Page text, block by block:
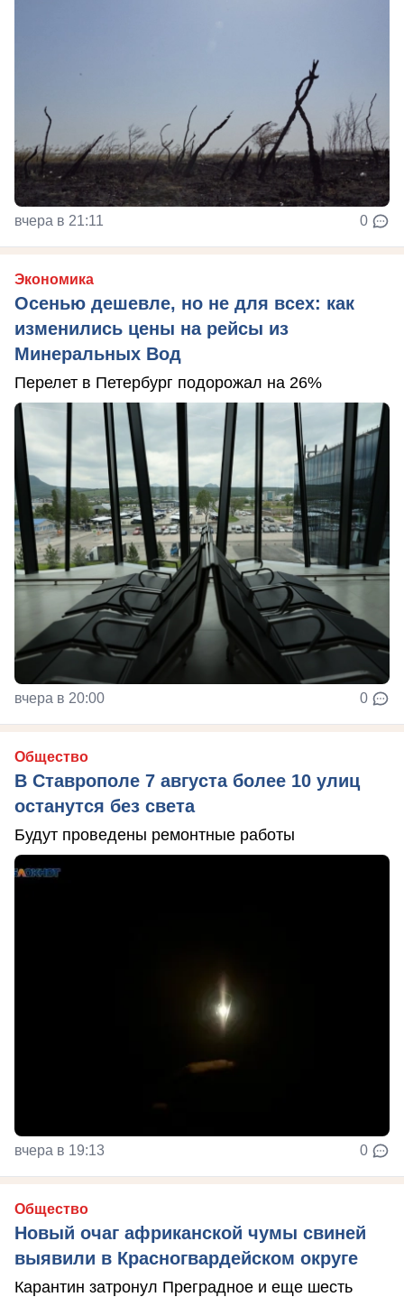
вчера в 21:11 0
Экономика
Осенью дешевле, но не для всех: как
изменились цены на рейсы из
Минеральных Вод
Перелет в Петербург подорожал на 26%
вчера в 20:00 0
Общество
В Ставрополе 7 августа более 10 улиц
останутся без света
Будут проведены ремонтные работы
вчера в 19:13 0
Общество
Новый очаг африканской чумы свиней
выявили в Красногвардейском округе
Карантин затронул Преградное и еще шесть